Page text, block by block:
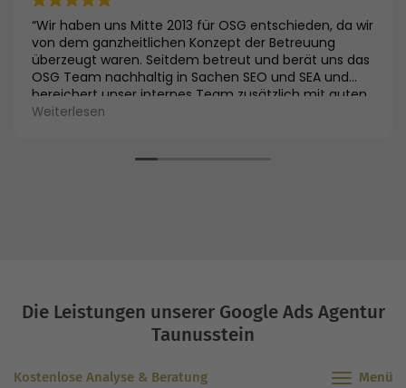
“Wir haben uns Mitte 2013 für OSG entschieden, da wir
von dem ganzheitlichen Konzept der Betreuung
überzeugt waren. Seitdem betreut und berät uns das
OSG Team nachhaltig in Sachen SEO und SEA und
bereichert unser internes Team zusätzlich mit guten
Ideen. Der kompetente Aufbau unseres Google
den Leistungen des OSG Teams.”
Weiterlesen
Die Leistungen unserer Google Ads Agentur
Taunusstein
Kostenlose Analyse & Beratung